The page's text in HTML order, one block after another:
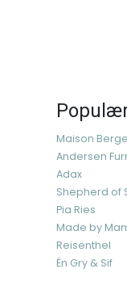
Maison
Andersen
Adax
Shepherd of
Pia Ries
Made by
Reisenthel
Én Gry & Sif